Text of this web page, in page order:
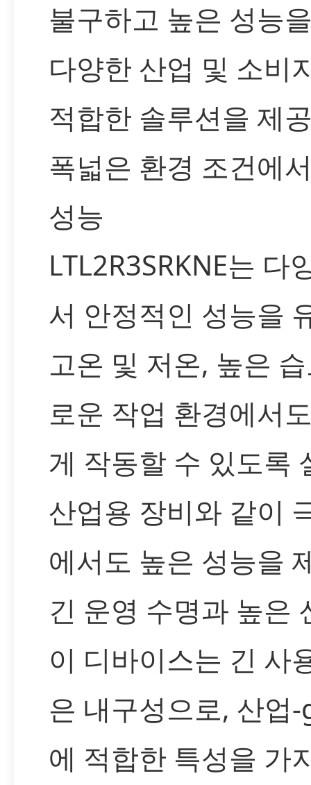
불구하고 높은 성능
다양한 산업 및 소비
적합한 솔루션을 제
폭넓은 환경 조건에
성능
LTL2R3SRKNE는 다
서 안정적인 성능을
고온 및 저온, 높은
로운 작업 환경에서
게 작동할 수 있도록
산업용 장비와 같이
에서도 높은 성능을
긴 운영 수명과 높은
이 디바이스는 긴 사
은 내구성으로, 산업
에 적합한 특성을 가